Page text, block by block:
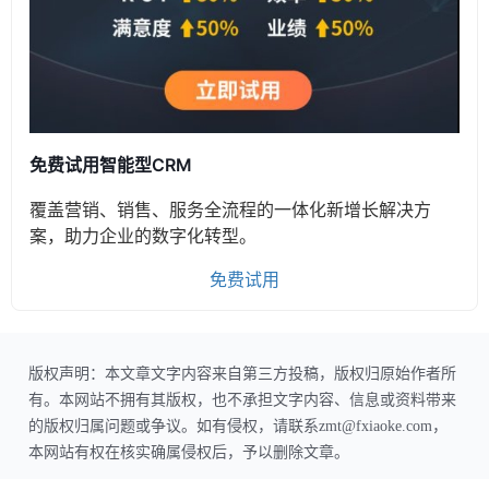
免费试用智能型CRM
覆盖营销、销售、服务全流程的一体化新增长解决方
案，助力企业的数字化转型。
免费试用
版权声明：本文章文字内容来自第三方投稿，版权归原始作者所
有。本网站不拥有其版权，也不承担文字内容、信息或资料带来
的版权归属问题或争议。如有侵权，请联系zmt@fxiaoke.com，
本网站有权在核实确属侵权后，予以删除文章。